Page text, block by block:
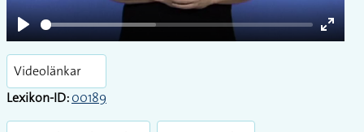
Play
Enter
Videolänkar
Lexikon-ID:00189